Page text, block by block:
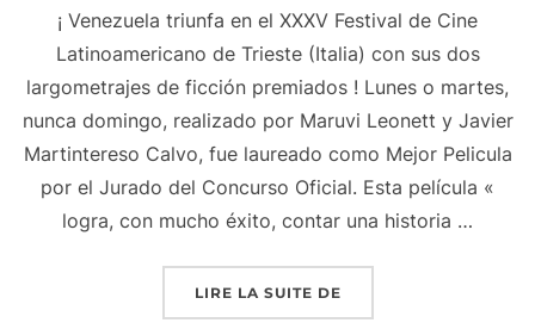
¡ Venezuela triunfa en el XXXV Festival de Cine
Latinoamericano de Trieste (Italia) con sus dos
largometrajes de ficción premiados ! Lunes o martes,
nunca domingo, realizado por Maruvi Leonett y Javier
Martintereso Calvo, fue laureado como Mejor Pelicula
por el Jurado del Concurso Oficial. Esta película «
logra, con mucho éxito, contar una historia …
LIRE LA SUITE DE« NOTICIAS DEL XXXV